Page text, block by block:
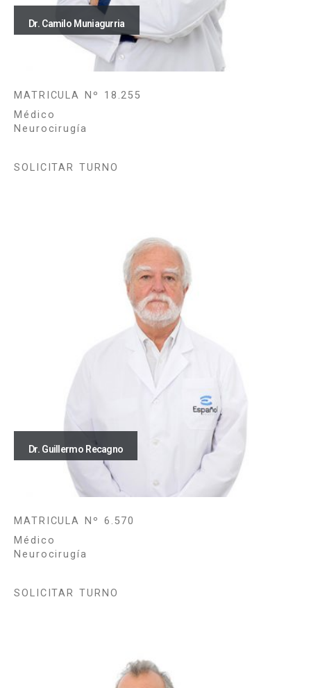
Dr. Camilo Muniagurria
MATRICULA Nº 18.255
Médico
Neurocirugía
SOLICITAR TURNO
Dr. Guillermo Recagno
MATRICULA Nº 6.570
Médico
Neurocirugía
SOLICITAR TURNO